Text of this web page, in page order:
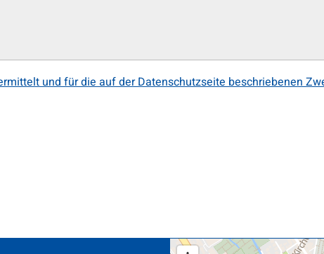
und für die auf der Datenschutzseite beschriebenen